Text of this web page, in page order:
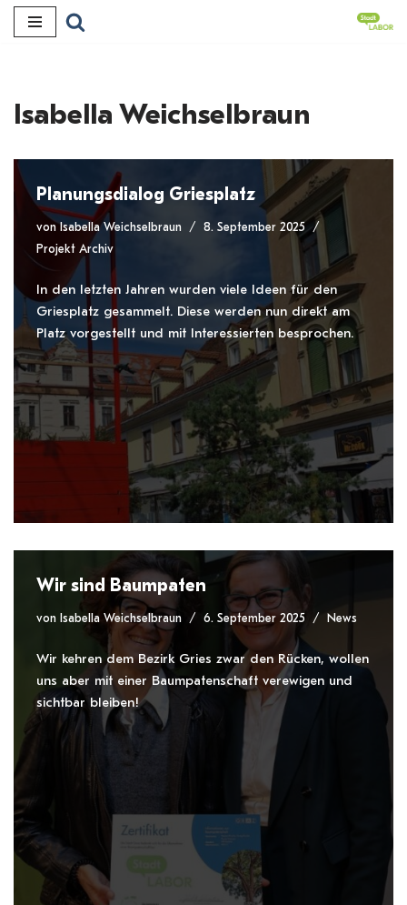
Isabella Weichselbraun
Planungsdialog Griesplatz
vonIsabella Weichselbraun
8. September 2025
Projekt Archiv
In den letzten Jahren wurden viele Ideen für den
Griesplatz gesammelt. Diese werden nun direkt am
Platz vorgestellt und mit Interessierten besprochen.
Wir sind Baumpaten
von Isabella Weichselbraun 6. September 2025 News
Wir kehren dem Bezirk Gries zwar den Rücken, wollen
uns aber mit einer Baumpatenschaft verewigen und
sichtbar bleiben!